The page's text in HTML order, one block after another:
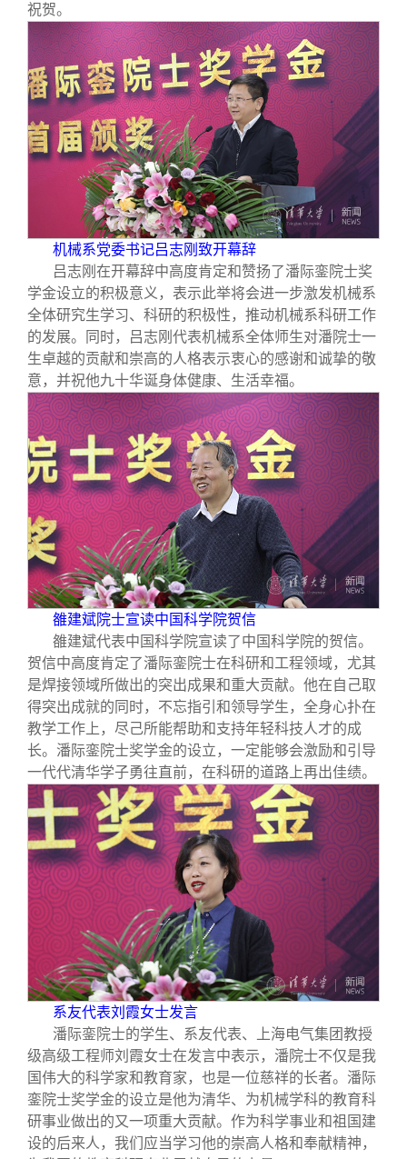
祝贺。
机械系党委书记吕志刚致开幕辞
吕志刚在开幕辞中高度肯定和赞扬了潘际銮院士奖
学金设立的积极意义，表示此举将会进一步激发机械系
全体研究生学习、科研的积极性，推动机械系科研工作
的发展。同时，吕志刚代表机械系全体师生对潘院士一
生卓越的贡献和崇高的人格表示衷心的感谢和诚挚的敬
意，并祝他九十华诞身体健康、生活幸福。
雒建斌院士宣读中国科学院贺信
雒建斌代表中国科学院宣读了中国科学院的贺信。
贺信中高度肯定了潘际銮院士在科研和工程领域，尤其
是焊接领域所做出的突出成果和重大贡献。他在自己取
得突出成就的同时，不忘指引和领导学生，全身心扑在
教学工作上，尽己所能帮助和支持年轻科技人才的成
长。潘际銮院士奖学金的设立，一定能够会激励和引导
一代代清华学子勇往直前，在科研的道路上再出佳绩。
系友代表刘霞女士发言
潘际銮院士的学生、系友代表、上海电气集团教授
级高级工程师刘霞女士在发言中表示，潘院士不仅是我
国伟大的科学家和教育家，也是一位慈祥的长者。潘际
銮院士奖学金的设立是他为清华、为机械学科的教育科
研事业做出的又一项重大贡献。作为科学事业和祖国建
设的后来人，我们应当学习他的崇高人格和奉献精神，